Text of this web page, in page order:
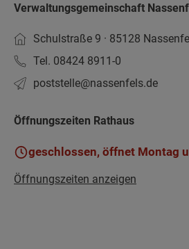
Verwaltungsgemeinschaft
Schulstraße 9 · 85128
Tel. 08424 8911-0
poststelle­@nassenfels.de
Öffnungszeiten Rathaus
geschlossen, öffnet Montag
Öffnungszeiten anzeigen